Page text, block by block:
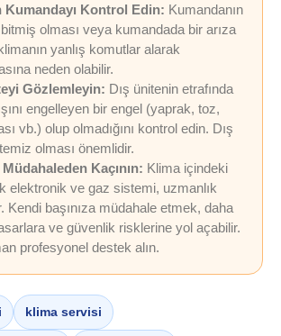
Kumandayı Kontrol Edin: Kumandanın
olması veya kumandada bir arıza
yanlış komutlar alarak
neden olabilir.
Gözlemleyin: Dış ünitenin etrafında
engelleyen bir engel (yaprak, toz,
vb.) olup olmadığını kontrol edin. Dış
olması önemlidir.
Kaçının: Klima içindeki
elektronik ve gaz sistemi, uzmanlık
Kendi başınıza müdahale etmek, daha
ve güvenlik risklerine yol açabilir.
profesyonel destek alın.
klima servisi